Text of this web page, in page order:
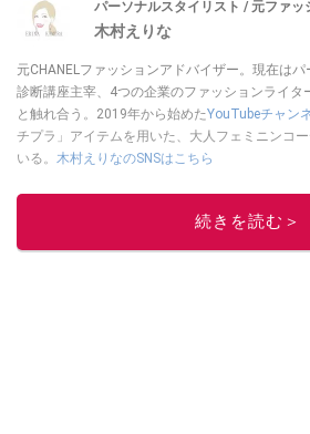
パーソナルスタイリスト / 元ファッ
木村えりな
元CHANELファッションアドバイザー。現在は
診断講座主宰、4つの企業のファッションライタ
と触れ合う。2019年から始めたYouTubeチャン
チプラ」アイテムを用いた、大人フェミニンコ
いる。 木村えりなのSNSはこちら
このイチオ
続きを読む＞